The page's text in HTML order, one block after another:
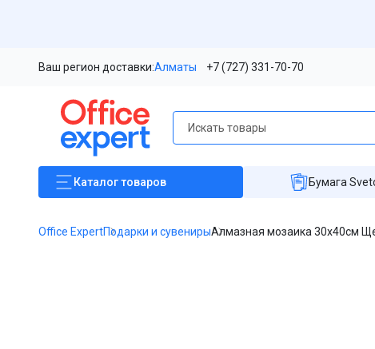
Ваш регион доставки:Алматы +7 (727) 331-70-70
Каталогтоваров Бумага
Office ExpertПодарки и сувенирыАлмазная мозаика 30х40см